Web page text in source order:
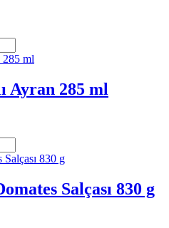
Ayran 285 ml
Salçası 830 g